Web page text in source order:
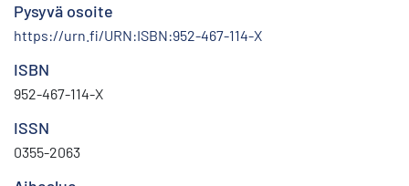
Pysyvä osoite
https://urn.fi/URN:ISBN:952-467-114-X
ISBN
952-467-114-X
ISSN
0355-2063